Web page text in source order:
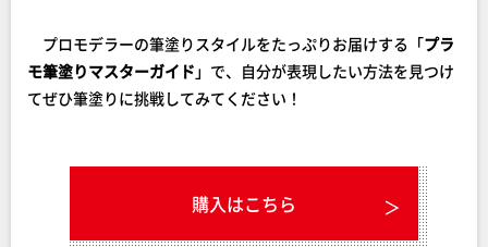
プロモデラーの筆塗りスタイルをたっぷりお届けする「プラ
モ筆塗りマスターガイド 」で、自分が表現したい方法を見つけ
てぜひ筆塗りに挑戦してみてください！
購入はこちら